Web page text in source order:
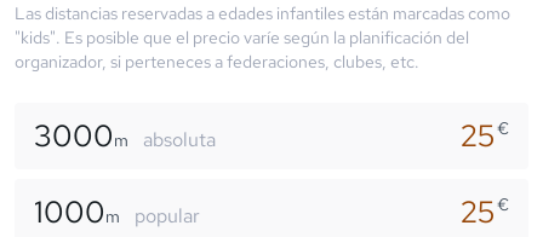
Las distancias reservadas a edades infantiles están marcadas como
"kids". Es posible que el precio varíe según la planificación del
organizador, si perteneces a federaciones, clubes, etc.
3000m absoluta 25€
1000m popular 25€